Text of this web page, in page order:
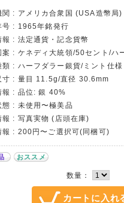
関 : アメリカ合衆国 (USA造幣局)
号 : 1965年銘発行
報 : 法定通貨・記念貨幣
案 : ケネディ大統領/50セント/ハ
類 : ハーフダラー銀貨/ミント仕様
寸 : 量目 11.5g/直径 30.6mm
報 : 品位: 銀 40%
態 : 未使用〜極美品
報 : 写真実物 (店頭在庫)
報 : 200円〜ご選択可(同梱可)
おススメ
数量：